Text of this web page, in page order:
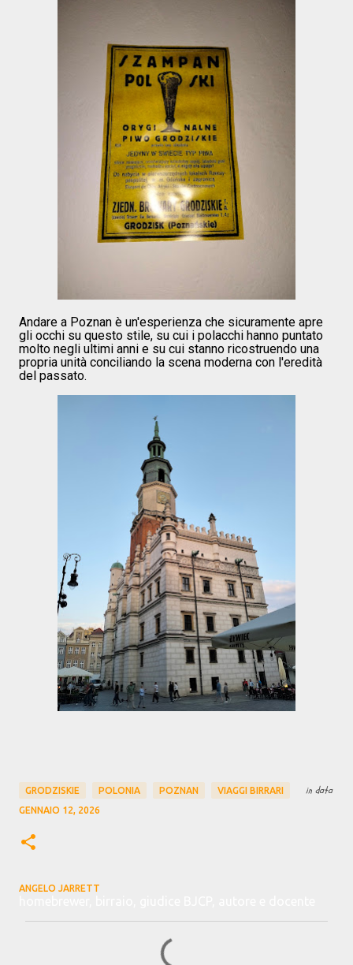
Andare a Poznan è un'esperienza che sicuramente apre
gli occhi su questo stile, su cui i polacchi hanno puntato
molto negli ultimi anni e su cui stanno ricostruendo una
propria unità conciliando la scena moderna con l'eredità
del passato.
GRODZISKIE POLONIA POZNAN VIAGGI BIRRARI in data
GENNAIO 12, 2026
ANGELO JARRETT